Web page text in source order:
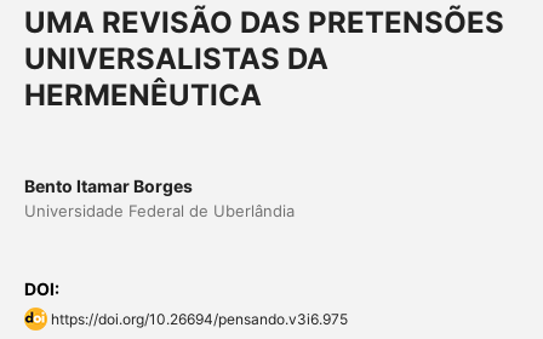
UMA REVISÃO DAS PRETENSÕES
UNIVERSALISTAS DA
HERMENÊUTICA
Bento Itamar Borges
Universidade Federal de Uberlândia
DOI:
https://doi.org/10.26694/pensando.v3i6.975